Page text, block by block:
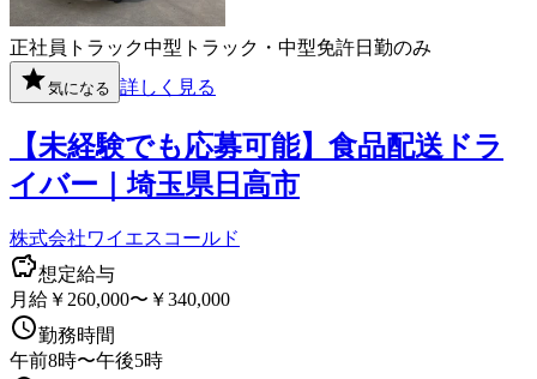
正社員 トラック中型トラック・中型免許日勤のみ
気になる 詳しく見る
【未経験でも応募可能】食品配送ドラ
イバー｜埼玉県日高市
株式会社ワイエスコールド
想定給与
月給￥260,000〜￥340,000
勤務時間
午前8時〜午後5時